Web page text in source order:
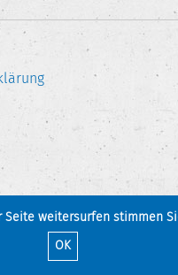
weitersurfen stimmen
OK